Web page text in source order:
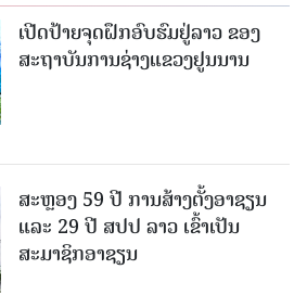
ເປີດປ້າຍຈຸດຝຶກອົບຮົມຢູ່ລາວ ຂອງ
ສະຖາບັນການຊ່າງແຂວງຢູນນານ
ສະຫຼອງ 59 ປີ ການສ້າງຕັ້ງອາຊຽນ
ແລະ 29 ປີ ສປປ ລາວ ເຂົ້າເປັນ
ສະມາຊິກອາຊຽນ